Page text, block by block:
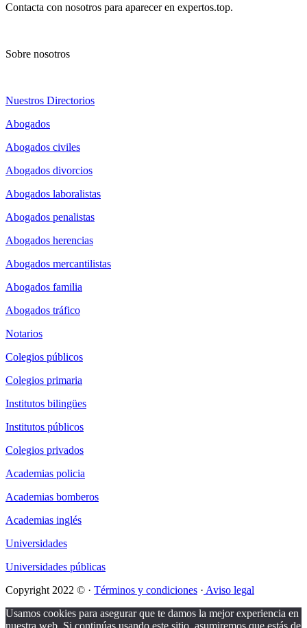
Contacta con nosotros para aparecer en expertos.top.
Sobre nosotros
Nuestros Directorios
Abogados
Abogados civiles
Abogados divorcios
Abogados laboralistas
Abogados penalistas
Abogados herencias
Abogados mercantilistas
Abogados familia
Abogados tráfico
Notarios
Colegios públicos
Colegios primaria
Institutos bilingües
Institutos públicos
Colegios privados
Academias policia
Academias bomberos
Academias inglés
Universidades
Universidades públicas
Copyright 2022 © · Términos y condiciones · Aviso legal
Usamos cookies para asegurar que te damos la mejor experiencia en
nuestra web. Si continúas usando este sitio, asumiremos que estás de